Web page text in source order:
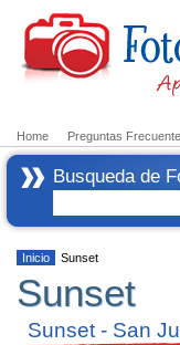
Home Preguntas
Busqueda de
Inicio Sunset
Sunset
Sunset - San